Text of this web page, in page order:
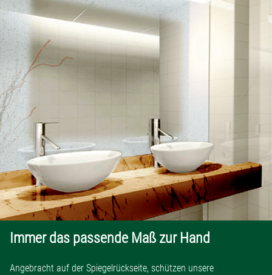
Immer das passende Maß zur Hand
Angebracht auf der Spiegelrückseite, schützen unsere